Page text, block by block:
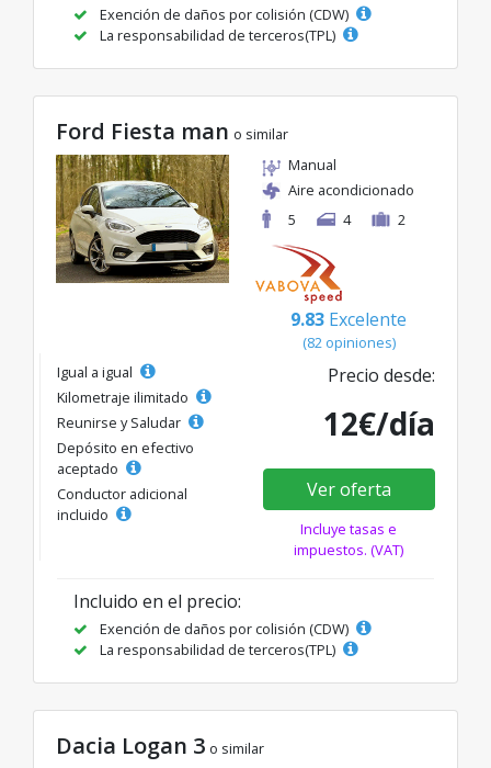
Exención de daños por colisión (CDW)
La responsabilidad de terceros(TPL)
Ford Fiesta man o similar
Manual
Aire acondicionado
5
4 2
9.83 Excelente
(82 opiniones)
Igual a igual
Kilometraje ilimitado
Reunirse y Saludar
Depósito en efectivo
aceptado
Conductor adicional
incluido
Precio desde:
12€/día
Ver oferta
Incluye tasas e
impuestos. (VAT)
Incluido en el precio:
Exención de daños por colisión (CDW)
La responsabilidad de terceros(TPL)
Dacia Logan 3 o similar